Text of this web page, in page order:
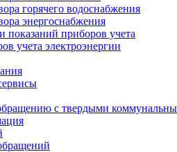
горячего водоснабжения
энергоснабжения
показаний приборов учета
учета электроэнергии
с твердыми